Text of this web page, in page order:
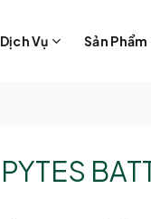
Dịch Vụ Sản Phẩm
PYTES